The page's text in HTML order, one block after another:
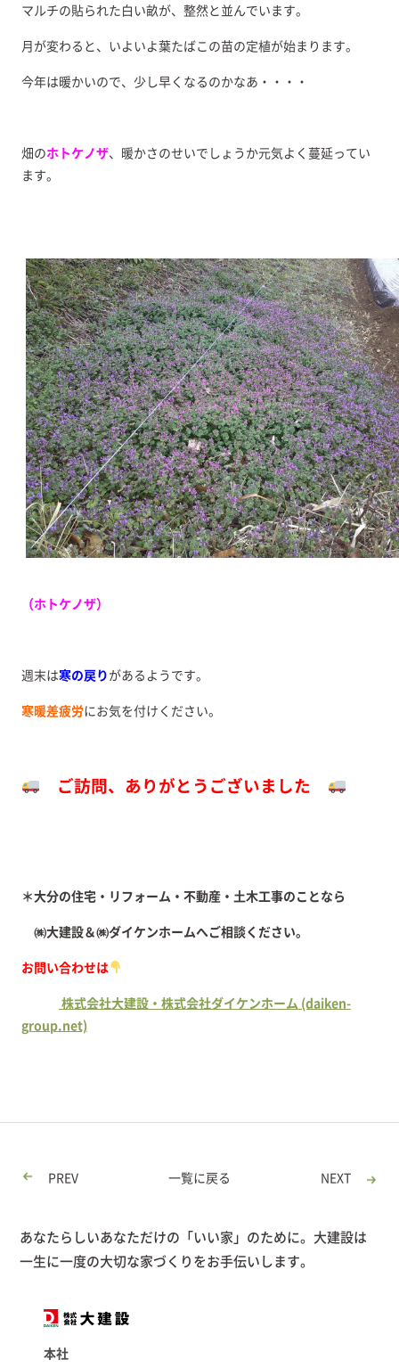
マルチの貼られた白い畝が、整然と並んでいます。
月が変わると、いよいよ葉たばこの苗の定植が始まります。
今年は暖かいので、少し早くなるのかなあ・・・・
畑のホトケノザ、暖かさのせいでしょうか元気よく蔓延ってい
ます。
（ホトケノザ）
週末は寒の戻り があるようです。
寒暖差疲労にお気を付けください。
ご訪問、ありがとうございました
＊大分の住宅・リフォーム・不動産・土木工事のことなら
㈱大建設＆㈱ダイケンホームへご相談ください。
お問い合わせは
株式会社大建設・株式会社ダイケンホーム (daiken-
group.net)
PREV 一覧に戻る NEXT
あなたらしいあなただけの「いい家」のために。大建設は
一生に一度の大切な家づくりをお手伝いします。
本社